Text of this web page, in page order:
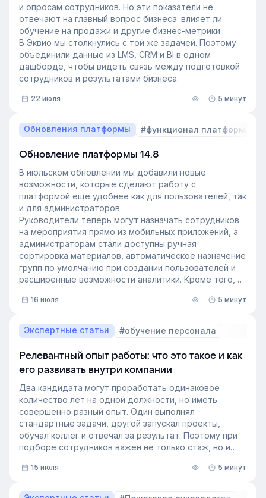
на основе интервью коммерческого директора
Эквио Леонида Бутакова для подкаста HR4People.
и опросам сотрудников. Но эти показатели не
отвечают на главный вопрос бизнеса: влияет ли
обучение на продажи и другие бизнес-метрики.
В Эквио мы столкнулись с той же задачей. Поэтому
объединили данные из LMS, CRM и BI в одном
дашборде, чтобы видеть связь между подготовкой
сотрудников и результатами бизнеса.
22 июля 5 минут
Обновления платформы #функционал платформы
Обновление платформы 14.8
В июльском обновлении мы добавили новые
возможности, которые сделают работу с
платформой еще удобнее как для пользователей, так
и для администраторов.
Руководители теперь могут назначать сотрудников
на мероприятия прямо из мобильных приложений, а
администраторам стали доступны ручная
сортировка материалов, автоматическое назначение
групп по умолчанию при создании пользователей и
расширенные возможности аналитики. Кроме того,
он охватывает и материалы из раздела «Проводник».
16 июля 5 минут
Экспертные статьи #обучение персонала
Релевантный опыт работы: что это такое и как
его развивать внутри компании
Два кандидата могут проработать одинаковое
количество лет на одной должности, но иметь
совершенно разный опыт. Один выполнял
стандартные задачи, другой запускал проекты,
обучал коллег и отвечал за результат. Поэтому при
подборе сотрудников важен не только стаж, но и
В этой статье разберём, релевантный опыт работы
и внутренних переводах, почему не всегда стоит
15 июля 5 минут